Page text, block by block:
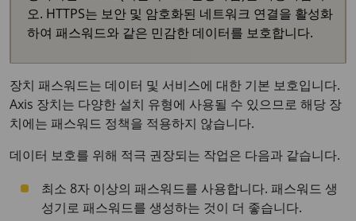
오. HTTPS는 보안 및 암호화된 네트워크 연결을 활성화
하여 패스워드와 같은 민감한 데이터를 보호합니다.
장치 패스워드는 데이터 및 서비스에 대한 기본 보호입니다.
Axis 장치는 다양한 설치 유형에 사용될 수 있으므로 해당 장
치에는 패스워드 정책을 적용하지 않습니다.
데이터 보호를 위해 적극 권장되는 작업은 다음과 같습니다.
최소 8자 이상의 패스워드를 사용합니다. 패스워드 생
성기로 패스워드를 생성하는 것이 더 좋습니다.